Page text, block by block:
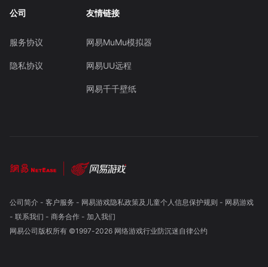
公司
服务协议
隐私协议
友情链接
网易MuMu模拟器
网易UU远程
网易千千壁纸
公司简介- 客户服务 - 网易游戏隐私政策及儿童个人信息保护规则 - 网易游戏
- 联系我们 - 商务合作- 加入我们
网易公司版权所有 ©1997-2026 网络游戏行业防沉迷自律公约